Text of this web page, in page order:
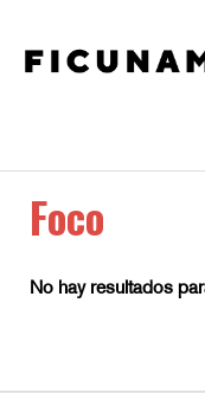
Foco
No hay resultados